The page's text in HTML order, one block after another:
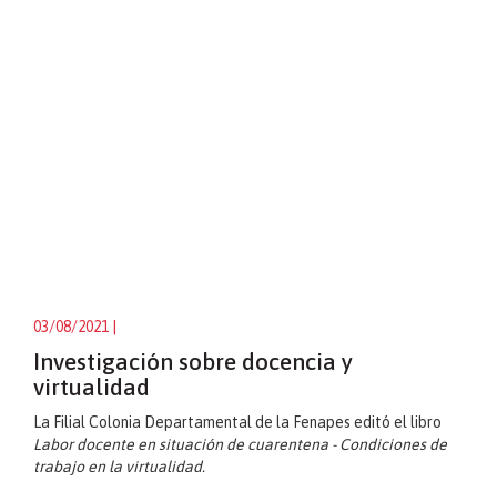
03/08/2021
Investigación sobre docencia y
virtualidad
La Filial Colonia Departamental de la Fenapes editó el libro
Labor docente en situación de cuarentena - Condiciones de
trabajo en la virtualidad.